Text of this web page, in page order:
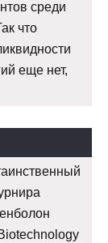
среди
что
еще нет,